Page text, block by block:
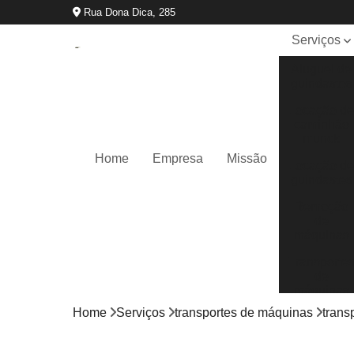
Rua Dona Dica, 285
Home Empresa Missão
Serviços
máquinas
Home Serviços transportes de máquinas